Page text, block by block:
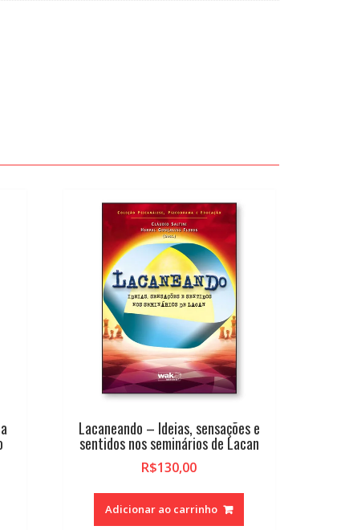
Lacaneando – Ideias, sensações e
sentidos nos seminários de Lacan
R$130,00
Adicionar ao carrinho